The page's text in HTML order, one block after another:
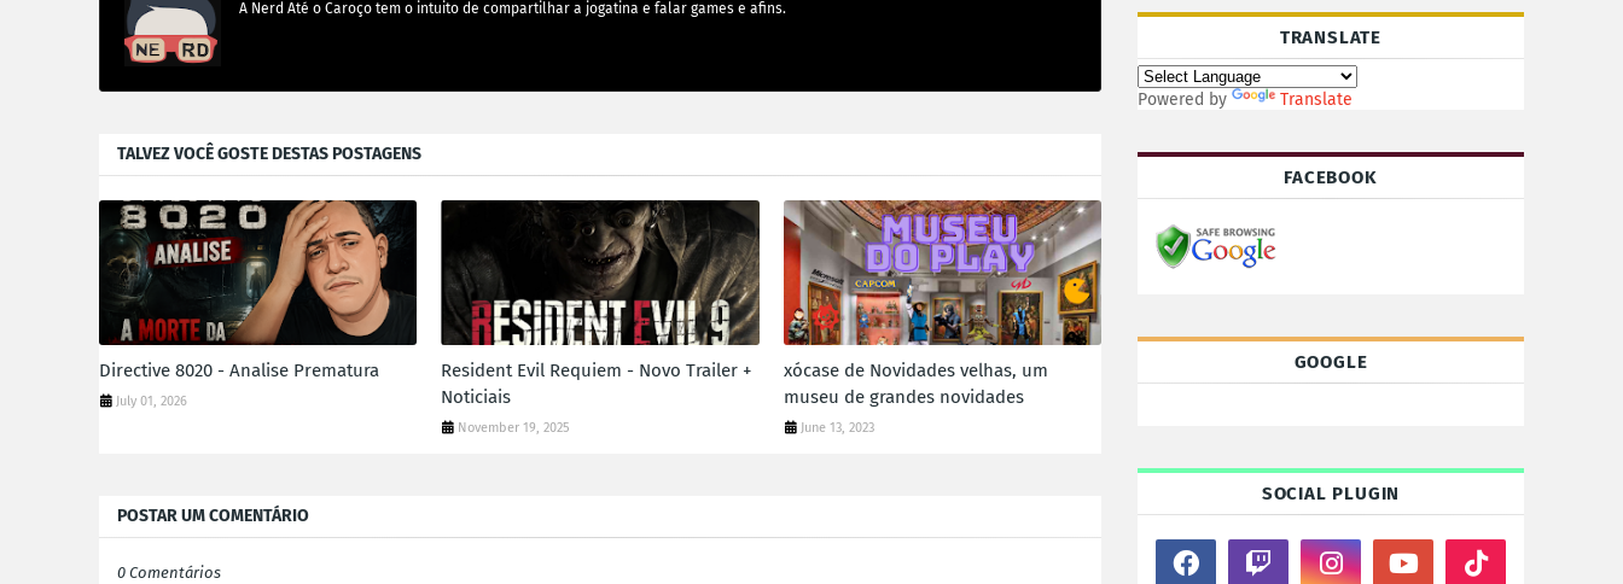
A Nerd Até o Caroço tem o intuito de compartilhar a jogatina e falar games e afins.
TALVEZ VOCÊ GOSTE DESTAS POSTAGENS
Directive 8020 - Analise Prematura
July 01, 2026
Resident Evil Requiem - Novo Trailer +
Noticiais
November 19, 2025
xócase de Novidades velhas, um
museu de grandes novidades
June 13, 2023
POSTAR UM COMENTÁRIO
0 Comentários
TRANSLATE
Powered by Translate
FACEBOOK
GOOGLE
SOCIAL PLUGIN